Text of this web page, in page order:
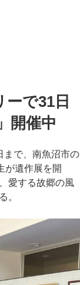
で31日
開催中
まで、南魚沼市の
が遺作展を開
愛する故郷の風
。